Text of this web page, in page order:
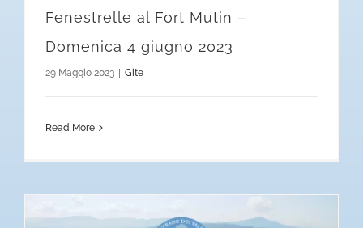
Fenestrelle al Fort Mutin –
Domenica 4 giugno 2023
29 Maggio 2023 Gite
Read More